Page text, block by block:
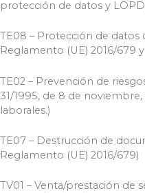
protección de datos y
TE08 – Protección de datos
Reglamento (UE) 2016/679
TE02 – Prevención de
31/1995, de 8 de
laborales.)
TE07 – Destrucción de
Reglamento (UE) 2016/679)
TV01 – Venta/prestación de